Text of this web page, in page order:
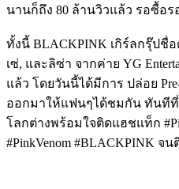
นานก็ถึง 80 ล้านวิวแล้ว รอซื้อร
ทั้งนี้ BLACKPINK เกิร์ลกรุ๊ปชื่
เซ่, และลิซ่า จากค่าย YG
แล้ว โดยวันนี้ได้มีการ ปล่อย Pre-
ออกมาให้แฟนๆได้ชมกัน ทันที
โลกต่างพร้อมใจติดแฮชแท็ก
#PinkVenom #BLACKPINK จ